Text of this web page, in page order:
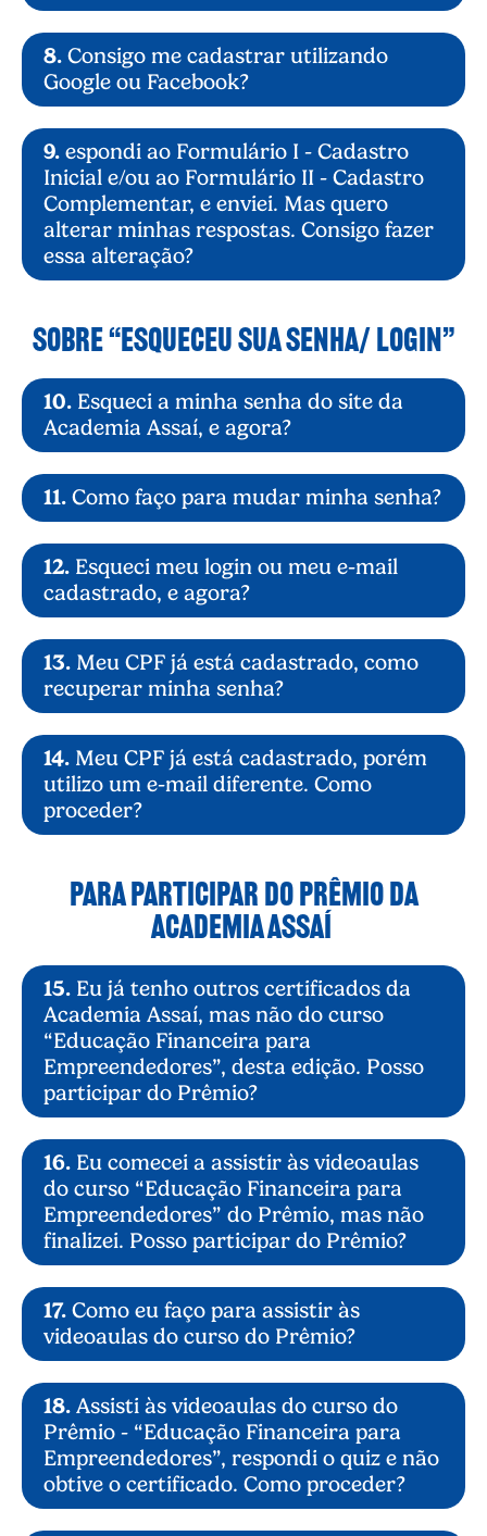
8. Consigo me cadastrar utilizando
Google ou Facebook?
9. espondi ao Formulário I - Cadastro
Inicial e/ou ao Formulário II - Cadastro
Complementar, e enviei. Mas quero
alterar minhas respostas. Consigo fazer
essa alteração?
SOBRE “ESQUECEU SUA SENHA/ LOGIN”
10. Esqueci a minha senha do site da
Academia Assaí, e agora?
11. Como faço para mudar minha senha?
12. Esqueci meu login ou meu e-mail
cadastrado, e agora?
https://www.assai.com.br/contato
13. Meu CPF já está cadastrado, como
recuperar minha senha?
14. Meu CPF já está cadastrado, porém
utilizo um e-mail diferente. Como
proceder?
PARA PARTICIPAR DO PRÊMIO DA
ACADEMIA ASSAÍ
15. Eu já tenho outros certificados da
Academia Assaí, mas não do curso
“Educação Financeira para
Empreendedores”, desta edição. Posso
participar do Prêmio?
16. Eu comecei a assistir às videoaulas
do curso “Educação Financeira para
Empreendedores” do Prêmio, mas não
finalizei. Posso participar do Prêmio?
17. Como eu faço para assistir às
videoaulas do curso do Prêmio?
18. Assisti às videoaulas do curso do
Prêmio - “Educação Financeira para
Empreendedores”, respondi o quiz e não
obtive o certificado. Como proceder?